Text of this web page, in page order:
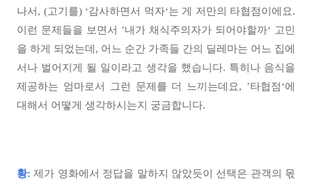
나서, (고기를) ‘감사하면서 먹자‘는 게 저만의 타협점이에요.
이런 문제들을 보면서 ’내가 채식주의자가 되어야할까‘ 고민
을 하게 되었는데, 어느 순간 가족들 간의 딜레마는 어느 집에
서나 벌어지게 될 일이라고 생각을 했습니다. 특히나 음식을
제공하는 엄마로서 그런 문제를 더 느끼는데요, ’타협점‘에
대해서 어떻게 생각하시는지 궁금합니다.
황: 제가 영화에서 정답을 말하지 않았듯이 선택은 관객의 몫